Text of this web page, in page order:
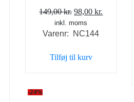
149,00kr. Den
oprindelige
pris
149,00 kr..
98,00kr.
inkl. moms
Varenr: NC144
Tilføj til kurv
-24%